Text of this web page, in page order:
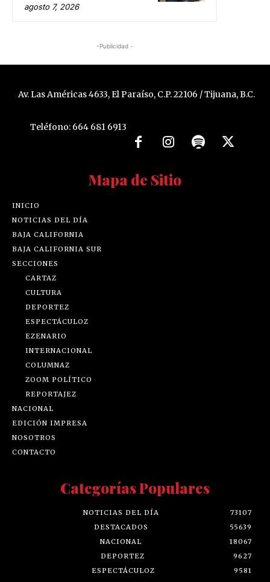
agosto 7, 2026
-Publicidad -
Av. Las Américas 4633, El Paraíso, C.P. 22106 / Tijuana, B.C.
Teléfono: 664 681 6913
Mapa de Sitio
INICIO
NOTICIAS DEL DÍA
BAJA CALIFORNIA
BAJA CALIFORNIA SUR
SECCIONES
CARTAZ
CULTURA
DEPORTEZ
ESPECTÁCULOZ
EZENARIO
INTERNACIONAL
COLUMNAZ
ZOOM POLÍTICO
REPORTAJEZ
NACIONAL
EDICIÓN IMPRESA
NOSOTROS
CONTACTO
Categorías Populares
NOTICIAS DEL DÍA
73107
DESTACADOS
55639
NACIONAL
18067
DEPORTEZ
9627
ESPECTÁCULOZ
9581